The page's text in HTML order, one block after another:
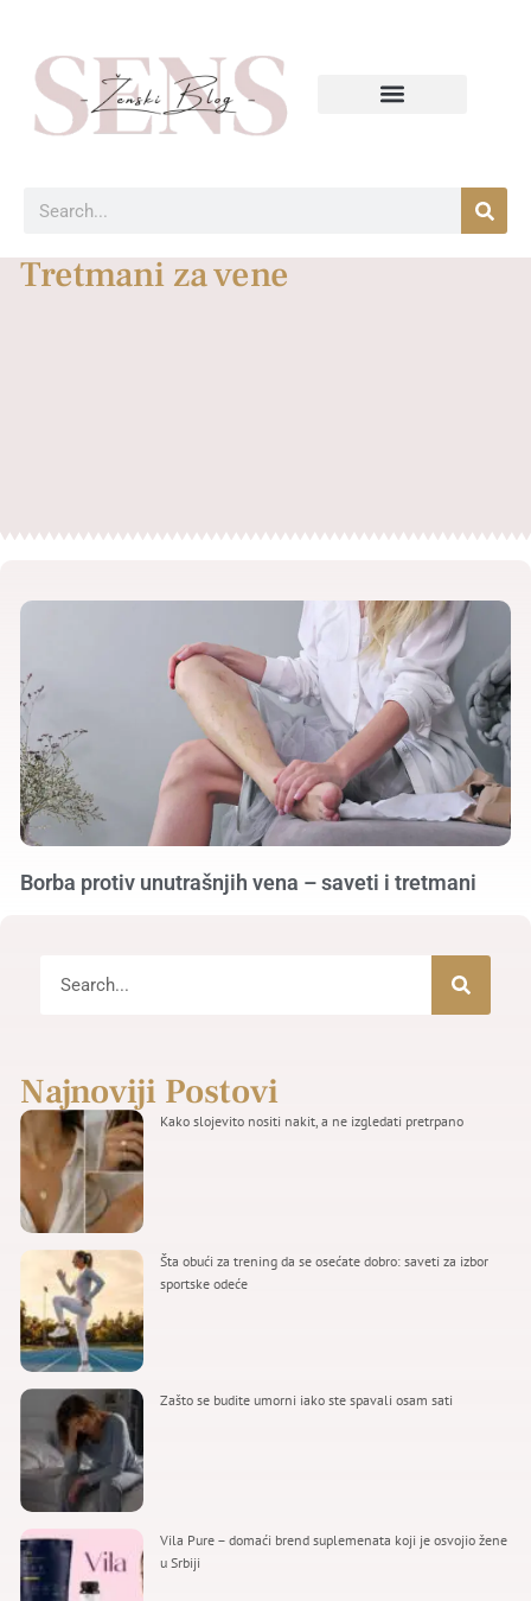
Tretmani za vene
Borba protiv unutrašnjih vena – saveti i tretmani
Najnoviji Postovi
Kako slojevito nositi nakit, a ne izgledati pretrpano
Šta obući za trening da se osećate dobro: saveti za izbor
sportske odeće
Zašto se budite umorni iako ste spavali osam sati
Vila Pure – domaći brend suplemenata koji je osvojio žene
u Srbiji